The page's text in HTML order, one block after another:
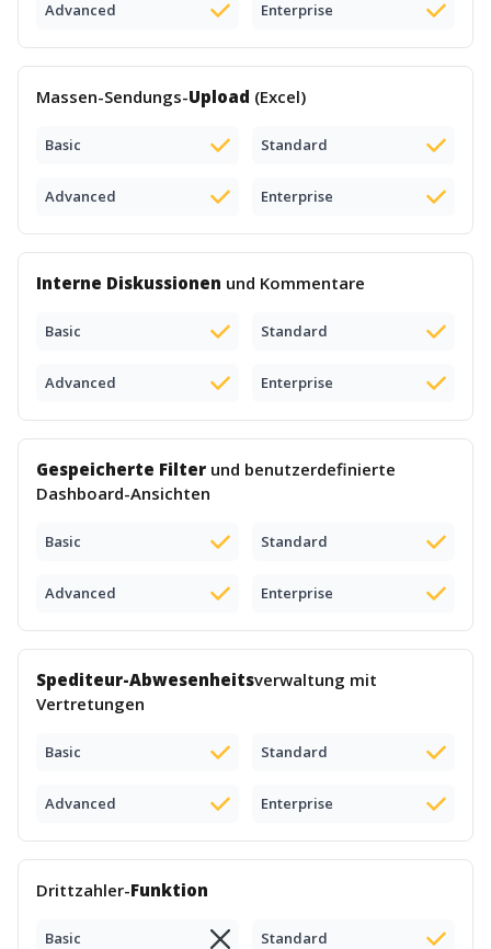
Advanced Enterprise
Massen-Sendungs-Upload (Excel)
Basic Standard
Advanced Enterprise
Interne Diskussionen und Kommentare
Basic Standard
Advanced Enterprise
Gespeicherte Filter und benutzerdefinierte
Dashboard-Ansichten
Basic Standard
Advanced Enterprise
Spediteur-Abwesenheitsverwaltung mit
Vertretungen
Basic Standard
Advanced Enterprise
Drittzahler-Funktion
Basic Standard